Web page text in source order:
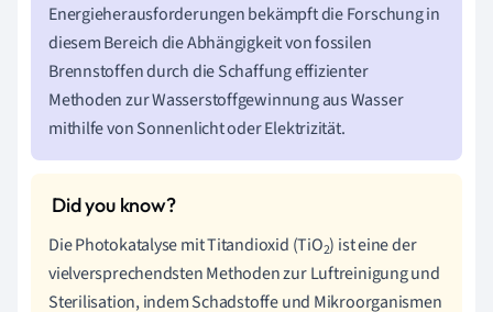
Energieherausforderungen bekämpft die Forschung in
diesem Bereich die Abhängigkeit von fossilen
Brennstoffen durch die Schaffung effizienter
Methoden zur Wasserstoffgewinnung aus Wasser
mithilfe von Sonnenlicht oder Elektrizität.
Die Photokatalyse mit Titandioxid (TiO2) ist eine der
vielversprechendsten Methoden zur Luftreinigung und
Sterilisation, indem Schadstoffe und Mikroorganismen